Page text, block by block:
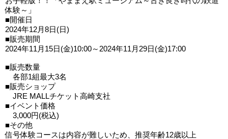
体験～」
■開催日
2024年12月8日(日)
■販売期間
2024年11月15日(金)10:00～2024年11月29日(金)17:00
■販売数量
各部1組最大3名
■販売ショップ
JRE MALLチケット高崎支社
■イベント価格
3,000円(税込)
■その他
信号体験コースは内容が難しいため、推奨年齢12歳以上